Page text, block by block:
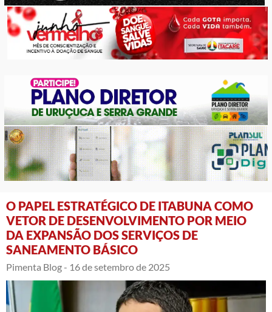
O PAPEL ESTRATÉGICO DE ITABUNA COMO
VETOR DE DESENVOLVIMENTO POR MEIO
DA EXPANSÃO DOS SERVIÇOS DE
SANEAMENTO BÁSICO
Pimenta Blog - 16 de setembro de 2025